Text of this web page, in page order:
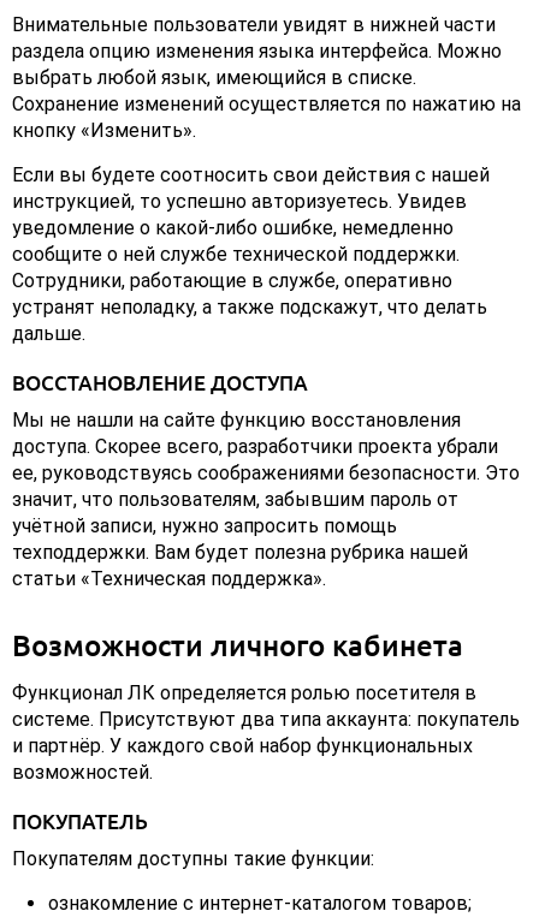
Внимательные пользователи увидят в нижней части
раздела опцию изменения языка интерфейса. Можно
выбрать любой язык, имеющийся в списке.
Сохранение изменений осуществляется по нажатию на
кнопку «Изменить».
Если вы будете соотносить свои действия с нашей
инструкцией, то успешно авторизуетесь. Увидев
уведомление о какой-либо ошибке, немедленно
сообщите о ней службе технической поддержки.
Сотрудники, работающие в службе, оперативно
устранят неполадку, а также подскажут, что делать
дальше.
ВОССТАНОВЛЕНИЕ ДОСТУПА
Мы не нашли на сайте функцию восстановления
доступа. Скорее всего, разработчики проекта убрали
ее, руководствуясь соображениями безопасности. Это
значит, что пользователям, забывшим пароль от
учётной записи, нужно запросить помощь
техподдержки. Вам будет полезна рубрика нашей
статьи «Техническая поддержка».
Возможности личного кабинета
Функционал ЛК определяется ролью посетителя в
системе. Присутствуют два типа аккаунта: покупатель
и партнёр. У каждого свой набор функциональных
возможностей.
ПОКУПАТЕЛЬ
Покупателям доступны такие функции:
ознакомление с интернет-каталогом товаров;